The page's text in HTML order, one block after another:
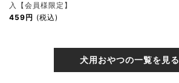
入【会員様限定】
459円 (税込)
犬用おやつの一覧を見る